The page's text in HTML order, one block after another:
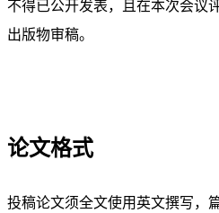
不得已公开发表，且在本次会议
出版物审稿。
论文格式
投稿论文须全文使用英文撰写，